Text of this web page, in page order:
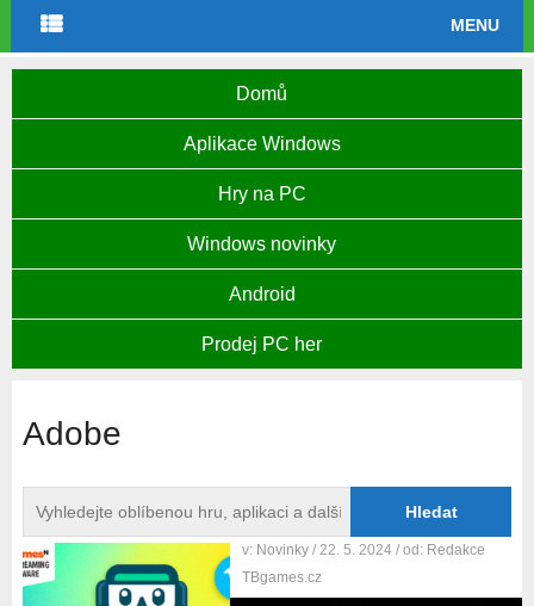
MENU
Domů
Aplikace Windows
Hry na PC
Windows novinky
Android
Prodej PC her
Adobe
v: Novinky / 22. 5. 2024 / od: Redakce
TBgames.cz